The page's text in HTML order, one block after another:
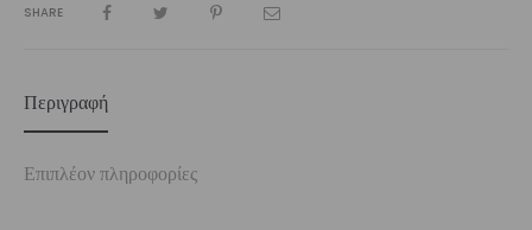
SHARE
Περιγραφή
Επιπλέον πληροφορίες